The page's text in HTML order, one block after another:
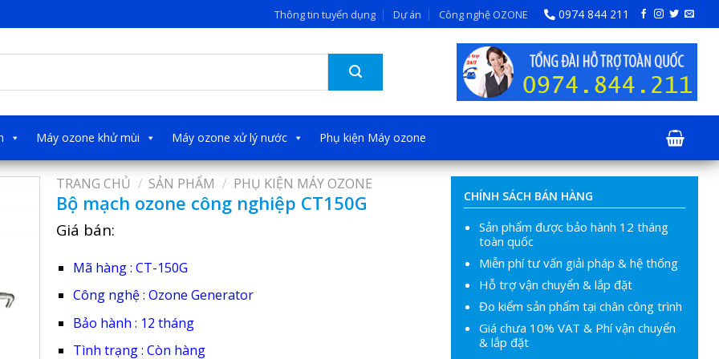
Thông tin tuyển dụng Dự án Công nghệ OZONE 0974 844 211
Máy ozone khử mùi Máy ozone xử lý nước Phụ kiện Máy ozone
TRANG CHỦ / SẢN PHẨM / PHỤ KIỆN MÁY OZONE
Bộ mạch ozone công nghiệp CT150G
Giá bán:
Mã hàng : CT-150G
Công nghệ : Ozone Generator
Bảo hành : 12 tháng
Tình trạng : Còn hàng
CHÍNH SÁCH BÁN HÀNG
Sản phẩm được bảo hành 12 tháng
toàn quốc
Miễn phí tư vấn giải pháp & hệ thống
Hỗ trợ vận chuyển & lắp đặt
Đo kiểm sản phẩm tại chân công trình
Giá chưa 10% VAT & Phí vận chuyển
& lắp đặt